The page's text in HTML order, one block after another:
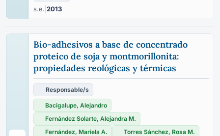
s.e. 2013
Bio-adhesivos a base de concentrado
proteico de soja y montmorillonita:
propiedades reológicas y térmicas
Responsable/s
Bacigalupe, Alejandro
Fernández Solarte, Alejandra M.
Fernández, Mariela A.
Torres Sánchez, Rosa M.